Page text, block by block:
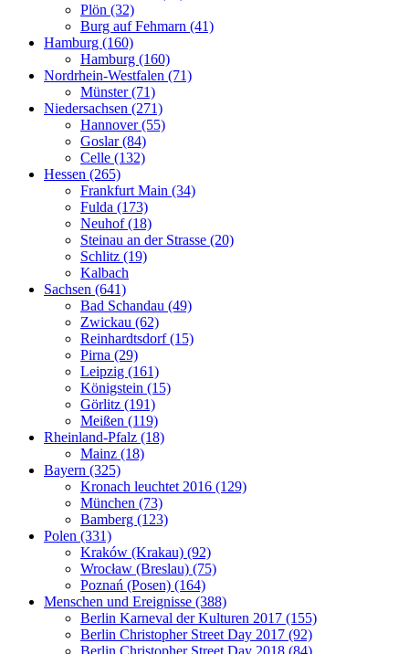
Plön (32)
Burg auf Fehmarn (41)
Hamburg (160)
Hamburg (160)
Nordrhein-Westfalen (71)
Münster (71)
Niedersachsen (271)
Hannover (55)
Goslar (84)
Celle (132)
Hessen (265)
Frankfurt Main (34)
Fulda (173)
Neuhof (18)
Steinau an der Strasse (20)
Schlitz (19)
Kalbach
Sachsen (641)
Bad Schandau (49)
Zwickau (62)
Reinhardtsdorf (15)
Pirna (29)
Leipzig (161)
Königstein (15)
Görlitz (191)
Meißen (119)
Rheinland-Pfalz (18)
Mainz (18)
Bayern (325)
Kronach leuchtet 2016 (129)
München (73)
Bamberg (123)
Polen (331)
Kraków (Krakau) (92)
Wrocław (Breslau) (75)
Poznań (Posen) (164)
Menschen und Ereignisse (388)
Berlin Karneval der Kulturen 2017 (155)
Berlin Christopher Street Day 2017 (92)
Berlin Christopher Street Day 2018 (84)